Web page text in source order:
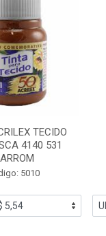
TECIDO
4140 531
5010